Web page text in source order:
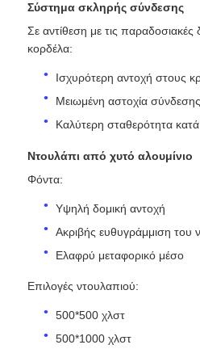
Σύστημα σκληρής σύνδεσης
Σε αντίθεση με τις
κορδέλα:
Ισχυρότερη αντοχή στους
Μειωμένη αστοχία σύνδεσης
Καλύτερη σταθερότητα
Ντουλάπι από χυτό αλουμίνιο
Φόντα:
Υψηλή δομική αντοχή
Ακριβής ευθυγράμμιση του
Ελαφρύ μεταφορικό μέσο
Επιλογές ντουλαπιού:
500*500 χλστ
500*1000 χλστ